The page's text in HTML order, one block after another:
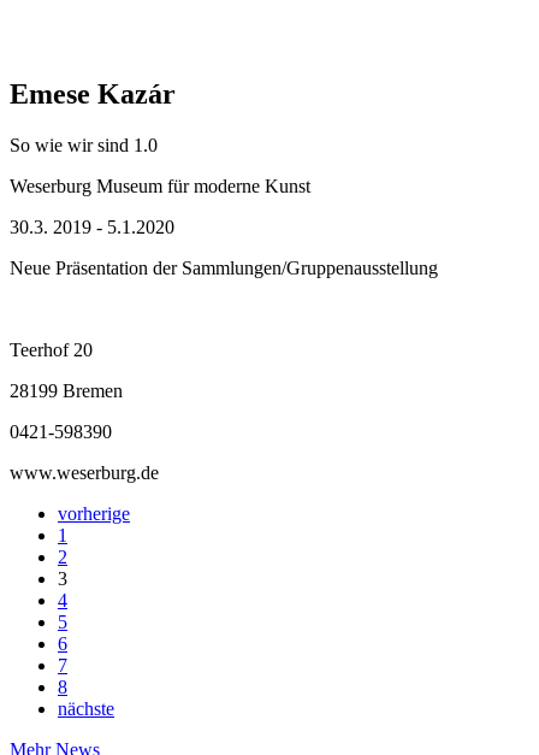
Emese Kazár
So wie wir sind 1.0
Weserburg Museum für moderne Kunst
30.3. 2019 - 5.1.2020
Neue Präsentation der Sammlungen/Gruppenausstellung
Teerhof 20
28199 Bremen
0421-598390
www.weserburg.de
vorherige
1
2
3
4
5
6
7
8
nächste
Mehr News